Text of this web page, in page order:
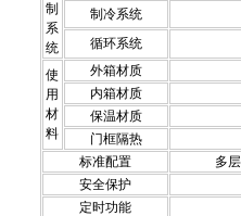
制
系
统
制冷系统
循环系统
使
用
材
料
外箱材质
内箱材质
保温材质
门框隔热
标准配置
多
安全保护
定时功能